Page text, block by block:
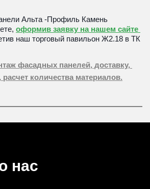
Альта -Профиль Камень
оформив заявку на нашем сайте
наш торговый павильон Ж2.18 в ТК
фасадных панелей, доставку,
количества материалов.
нас